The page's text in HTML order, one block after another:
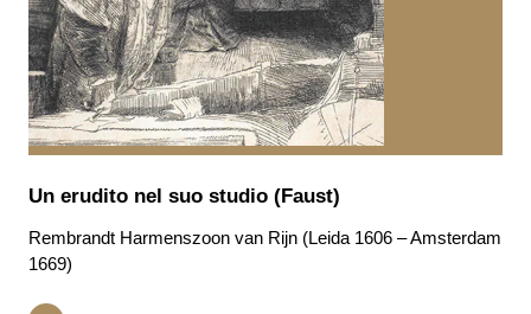
Un erudito nel suo studio (Faust)
Rembrandt Harmenszoon van Rijn (Leida 1606 – Amsterdam
1669)